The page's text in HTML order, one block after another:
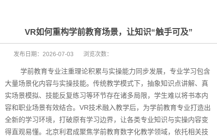
健康养老 家政服务
VR如何重构学前教育场景，让知识“触手可及”
发布日期： 2026-07-03 浏览次数：
学前教育专业注重理论积累与实操能力同步发展，专业学习包含
大量场景化内容与实操技能。传统教学模式下，抽象知识点讲解、真
实场景模拟、技能反复练习等环节存在诸多局限，学生难以将书本内
容和职业场景有效结合。VR技术融入教学后，为学前教育专业打造出
全新的学习环境，打破原有学习边界，让各类专业知识与实操内容变
得直观易懂。北京利君成聚焦学前教育数字化教学领域，依托相关技